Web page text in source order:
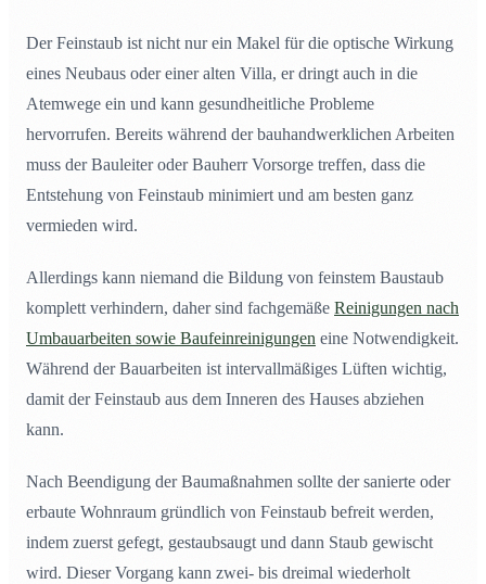
Der Feinstaub ist nicht nur ein Makel für die optische Wirkung
eines Neubaus oder einer alten Villa, er dringt auch in die
Atemwege ein und kann gesundheitliche Probleme
hervorrufen. Bereits während der bauhandwerklichen Arbeiten
muss der Bauleiter oder Bauherr Vorsorge treffen, dass die
Entstehung von Feinstaub minimiert und am besten ganz
vermieden wird.
Allerdings kann niemand die Bildung von feinstem Baustaub
komplett verhindern, daher sind fachgemäße Reinigungen nach
Umbauarbeiten sowie Baufeinreinigungen eine Notwendigkeit.
Während der Bauarbeiten ist intervallmäßiges Lüften wichtig,
damit der Feinstaub aus dem Inneren des Hauses abziehen
kann.
Nach Beendigung der Baumaßnahmen sollte der sanierte oder
erbaute Wohnraum gründlich von Feinstaub befreit werden,
indem zuerst gefegt, gestaubsaugt und dann Staub gewischt
wird. Dieser Vorgang kann zwei- bis dreimal wiederholt